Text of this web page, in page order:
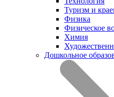
Туризм и
Физика
Физическое
Химия
Дошкольное